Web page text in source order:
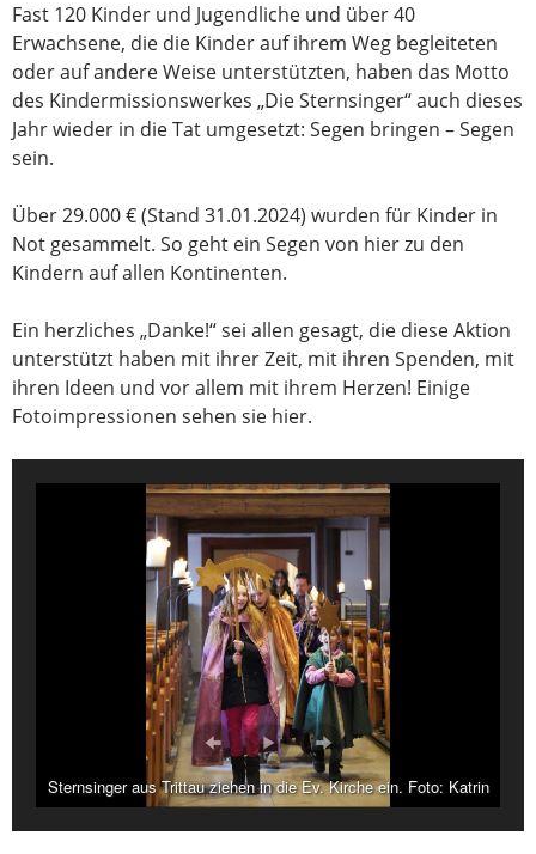
Fast 120 Kinder und Jugendliche und über 40
Erwachsene, die die Kinder auf ihrem Weg begleiteten
oder auf andere Weise unterstützten, haben das Motto
des Kindermissionswerkes „Die Sternsinger“ auch dieses
Jahr wieder in die Tat umgesetzt: Segen bringen – Segen
sein.
Über 29.000 € (Stand 31.01.2024) wurden für Kinder in
Not gesammelt. So geht ein Segen von hier zu den
Kindern auf allen Kontinenten.
Ein herzliches „Danke!“ sei allen gesagt, die diese Aktion
unterstützt haben mit ihrer Zeit, mit ihren Spenden, mit
ihren Ideen und vor allem mit ihrem Herzen! Einige
Fotoimpressionen sehen sie hier.
Sternsinger aus Trittau ziehen in die Ev. Kirche ein. Foto: Katrin